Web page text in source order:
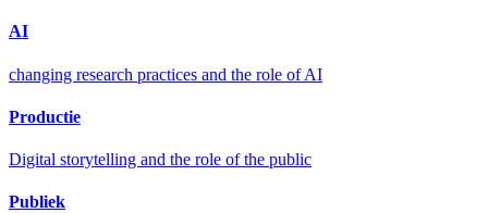
AI
changing research practices and the role of AI
Productie
Digital storytelling and the role of the public
Publiek